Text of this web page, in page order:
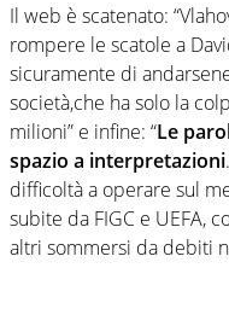
Il web è scatenato:
rompere le scatole a
sicuramente di
società,che ha solo la
milioni” e infine: “Le
spazio a interpretazioni
difficoltà a operare sul
subite da FIGC e UEFA,
altri sommersi da debiti